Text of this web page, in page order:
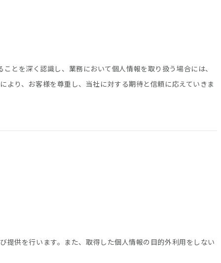
とを深く認識し、業務において個人情報を取り扱う場合には、
り、お客様を尊重し、当社に対する期待と信頼に応えていきま
供を行います。また、取得した個人情報の目的外利用をしない